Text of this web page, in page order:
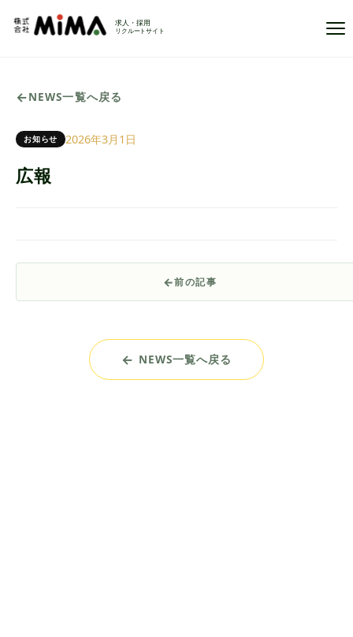
NEWS一覧へ戻る
お知らせ 2026年3月1日
広報
前の記事
NEWS一覧へ戻る